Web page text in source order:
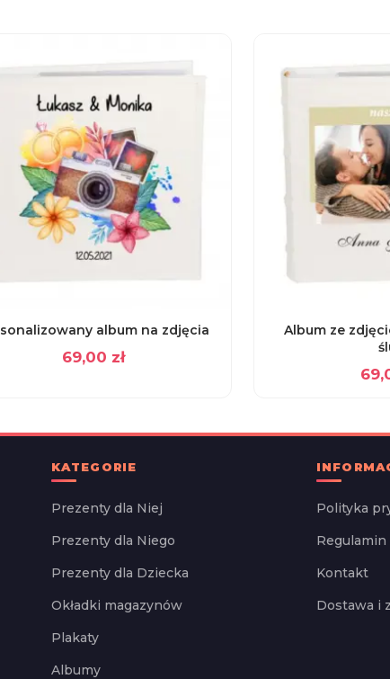
album na zdjęcia
69,00 zł
Album ze
KATEGORIE
Prezenty dla Niej
Prezenty dla Niego
Prezenty dla Dziecka
Okładki magazynów
Plakaty
Albumy
Polityka
Kontakt
Dostawa i